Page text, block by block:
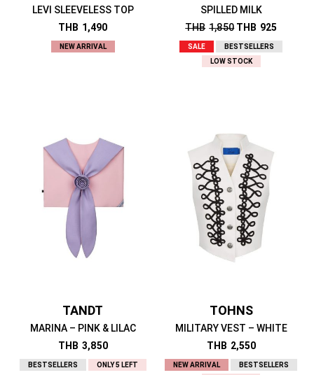
LEVI SLEEVELESS TOP
THB 1,490
NEW ARRIVAL
SPILLED MILK
THB 1,850 THB 925
SALE
BESTSELLERS
LOW STOCK
TANDT
MARINA – PINK & LILAC
THB 3,850
BESTSELLERS ONLY 5 LEFT
TOHNS
MILITARY VEST – WHITE
THB 2,550
NEW ARRIVAL
BESTSELLERS